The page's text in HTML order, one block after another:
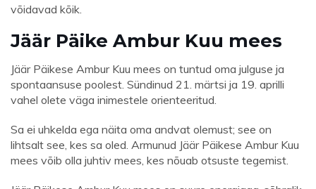
võidavad kõik.
Jäär Päike Ambur Kuu mees
Jäär Päikese Ambur Kuu mees on tuntud oma julguse ja
spontaansuse poolest. Sündinud 21. märtsi ja 19. aprilli
vahel olete väga inimestele orienteeritud.
Sa ei uhkelda ega näita oma andvat olemust; see on
lihtsalt see, kes sa oled. Armunud Jäär Päikese Ambur Kuu
mees võib olla juhtiv mees, kes nõuab otsuste tegemist.